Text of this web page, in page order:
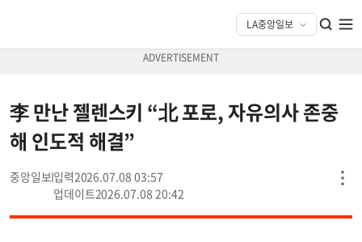
李 만난 젤렌스키 “北 포로, 자유의사 존중
해 인도적 해결”
중앙일보
2026.07.08 03:57
2026.07.08 20:42